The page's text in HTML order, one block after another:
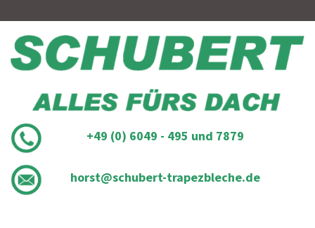
content
+49 (0) 6049 - 495 und 7879
horst@schubert-trapezbleche.de